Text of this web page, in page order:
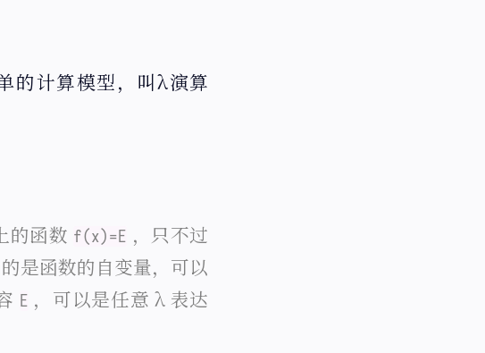
的计算模型，叫λ演算
的函数 f(x)=E ，只不过
是函数的自变量，可以
E ，可以是任意 λ 表达